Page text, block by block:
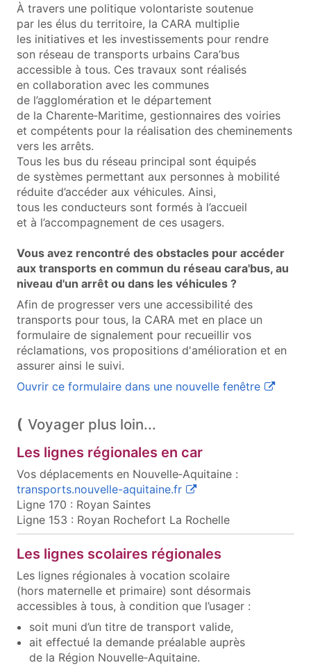
À travers une politique volontariste soutenue
par les élus du territoire, la CARA multiplie
les initiatives et les investissements pour rendre
son réseau de transports urbains Cara’bus
accessible à tous. Ces travaux sont réalisés
en collaboration avec les communes
de l’agglomération et le département
de la Charente‑Maritime, gestionnaires des voiries
et compétents pour la réalisation des cheminements
vers les arrêts.
Tous les bus du réseau principal sont équipés
de systèmes permettant aux personnes à mobilité
réduite d’accéder aux véhicules. Ainsi,
tous les conducteurs sont formés à l’accueil
et à l’accompagnement de ces usagers.
Vous avez rencontré des obstacles pour accéder
aux transports en commun du réseau cara'bus, au
niveau d'un arrêt ou dans les véhicules ?
Afin de progresser vers une accessibilité des
transports pour tous, la CARA met en place un
formulaire de signalement pour recueillir vos
réclamations, vos propositions d'amélioration et en
assurer ainsi le suivi.
Ouvrir ce formulaire dans une nouvelle fenêtre(ouvre
Voyager plus loin...
Les lignes régionales en car
Vos déplacements en Nouvelle‑Aquitaine :
transports.nouvelle-aquitaine.fr(ouvre une nouvelle
Ligne 170 : Royan Saintes
Ligne 153 : Royan Rochefort La Rochelle
Les lignes scolaires régionales
Les lignes régionales à vocation scolaire
(hors maternelle et primaire) sont désormais
accessibles à tous, à condition que l’usager :
soit muni d’un titre de transport valide,
ait effectué la demande préalable auprès
de la Région Nouvelle‑Aquitaine.